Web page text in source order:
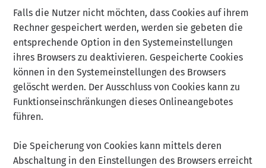
Falls die Nutzer nicht möchten, dass Cookies auf ihrem
Rechner gespeichert werden, werden sie gebeten die
entsprechende Option in den Systemeinstellungen
ihres Browsers zu deaktivieren. Gespeicherte Cookies
können in den Systemeinstellungen des Browsers
gelöscht werden. Der Ausschluss von Cookies kann zu
Funktionseinschränkungen dieses Onlineangebotes
führen.
Die Speicherung von Cookies kann mittels deren
Abschaltung in den Einstellungen des Browsers erreicht